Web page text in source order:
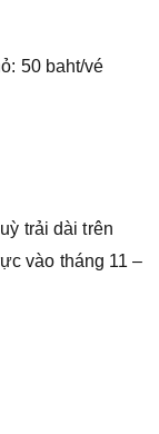
50 baht/vé
trải dài trên
vào tháng 11 –